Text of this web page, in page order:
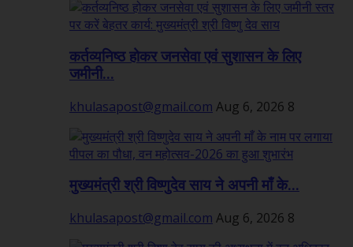
कर्तव्यनिष्ठ होकर जनसेवा एवं सुशासन के लिए
जमीनी...
khulasapost@gmail.com Aug 6, 2026 8
मुख्यमंत्री श्री विष्णुदेव साय ने अपनी माँ के...
khulasapost@gmail.com Aug 6, 2026 8